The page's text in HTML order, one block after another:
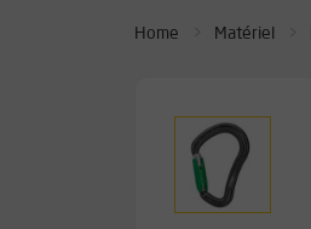
Home Matériel